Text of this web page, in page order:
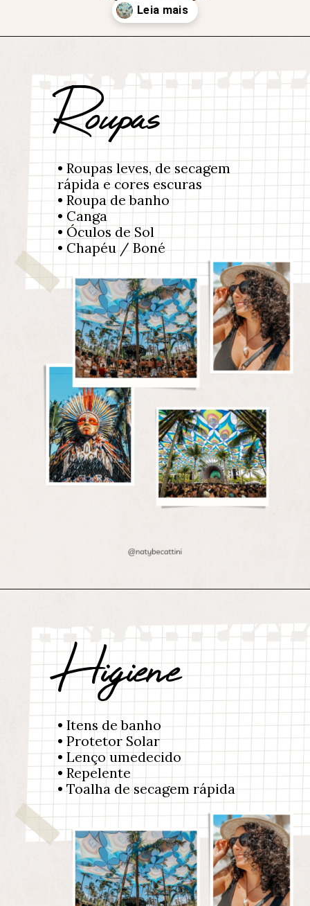
Roupas
• Roupas leves, de secagem
rápida e cores escuras
• Roupa de banho
• Canga
• Óculos de Sol
• Chapéu / Boné
Higiene
• Itens de banho
• Protetor Solar
• Lenço umedecido
• Repelente
• Toalha de secagem rápida